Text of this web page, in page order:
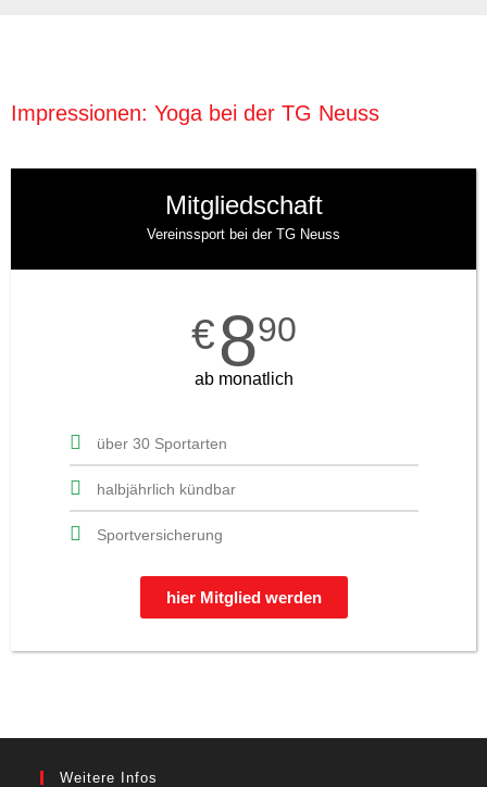
Impressionen: Yoga bei der TG Neuss
Mitgliedschaft
Vereinssport bei der TG Neuss
€890
ab monatlich
über 30 Sportarten
halbjährlich kündbar
Sportversicherung
hier Mitglied werden
Weitere Infos